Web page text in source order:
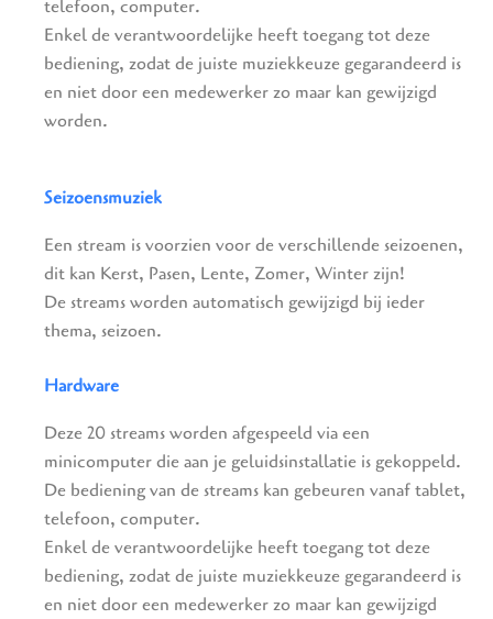
telefoon, computer.
Enkel de verantwoordelijke heeft toegang tot deze
bediening, zodat de juiste muziekkeuze gegarandeerd is
en niet door een medewerker zo maar kan gewijzigd
worden.
Seizoensmuziek
Een stream is voorzien voor de verschillende seizoenen,
dit kan Kerst, Pasen, Lente, Zomer, Winter zijn!
De streams worden automatisch gewijzigd bij ieder
thema, seizoen.
Hardware
Deze 20 streams worden afgespeeld via een
minicomputer die aan je geluidsinstallatie is gekoppeld.
De bediening van de streams kan gebeuren vanaf tablet,
telefoon, computer.
Enkel de verantwoordelijke heeft toegang tot deze
bediening, zodat de juiste muziekkeuze gegarandeerd is
en niet door een medewerker zo maar kan gewijzigd